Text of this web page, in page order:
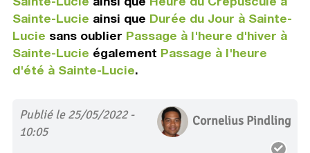
Sainte-Lucie ainsi que Durée du Jour à Sainte-
Lucie sans oublier Passage à l'heure d'hiver à
Sainte-Lucie également Passage à l'heure
d'été à Sainte-Lucie.
Publié le 25/05/2022 -
10:05
Cornelius Pindling